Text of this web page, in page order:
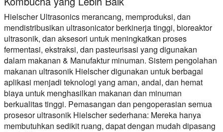
Hielscher Ultrasonics merancang, memproduksi, dan
mendistribusikan ultrasonicator berkinerja tinggi, bioreaktor
ultrasonik, dan aksesori untuk meningkatkan proses
fermentasi, ekstraksi, dan pasteurisasi yang digunakan
dalam makanan & Manufaktur minuman. Sistem pengolahan
makanan ultrasonik Hielscher digunakan untuk berbagai
aplikasi menjadi teknologi yang aman, andal, dan hemat
biaya untuk menghasilkan makanan dan minuman
berkualitas tinggi. Pemasangan dan pengoperasian semua
prosesor ultrasonik Hielscher sederhana: Mereka hanya
membutuhkan sedikit ruang, dapat dengan mudah dipasang